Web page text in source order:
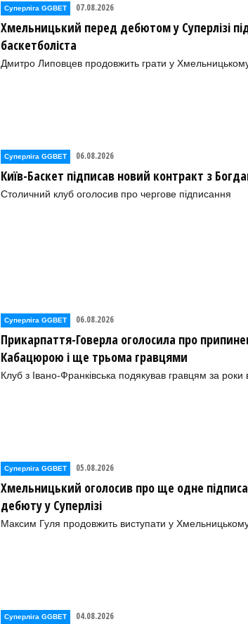
Суперліга GGBET 07.08.2026
Хмельницький перед дебютом у Суперлізі
баскетболіста
Дмитро Липовцев продовжить грати у
Суперліга GGBET 06.08.2026
Київ-Баскет підписав новий контракт з
Столичний клуб оголосив про чергове підписання
Суперліга GGBET 06.08.2026
Прикарпаття-Говерла оголосила про
Кабацюрою і ще трьома гравцями
Клуб з Івано-Франківська подякував гравцям за роки
Суперліга GGBET 05.08.2026
Хмельницький оголосив про ще одне
дебюту у Суперлізі
Максим Гуля продовжить виступати у
Суперліга GGBET 04.08.2026